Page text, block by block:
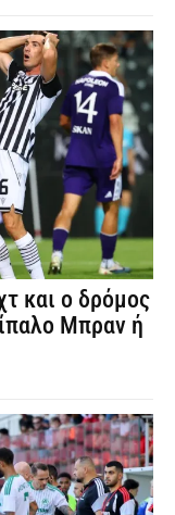
και ο δρόμος
Μπραν ή